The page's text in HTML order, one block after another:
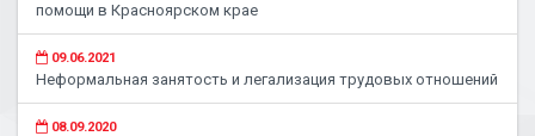
помощи в Красноярском крае
09.06.2021
Неформальная занятость и легализация трудовых отношений
08.09.2020